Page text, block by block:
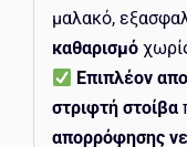
μαλακό,
καθαρισμό
Επιπλέον
στριφτή στοίβα
απορρόφησης